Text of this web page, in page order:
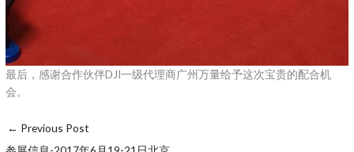
最后，感谢合作伙伴DJI一级代理商广州万量给予这次宝贵的配合机
会。
← Previous Post